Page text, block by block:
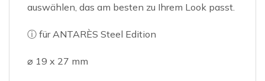
auswählen, das am besten zu Ihrem Look passt.
ⓘ für ANTARÈS Steel Edition
⌀ 19 x 27 mm